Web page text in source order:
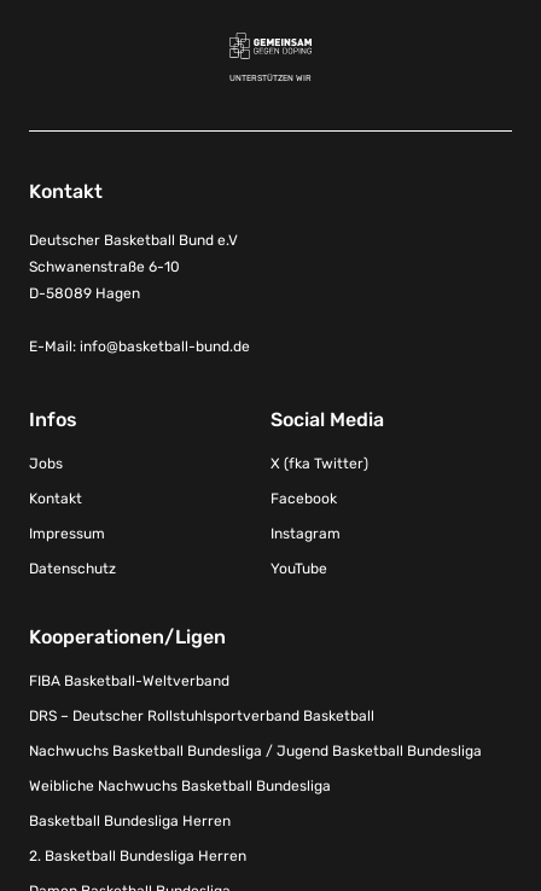
UNTERSTÜTZEN WIR
Kontakt
Deutscher Basketball Bund e.V
Schwanenstraße 6-10
D-58089 Hagen
E-Mail: info@basketball-bund.de
Infos
Jobs
Kontakt
Impressum
Datenschutz
Social Media
X (fka Twitter)
Facebook
Instagram
YouTube
Kooperationen/Ligen
FIBA Basketball-Weltverband
DRS – Deutscher Rollstuhlsportverband Basketball
Nachwuchs Basketball Bundesliga / Jugend Basketball Bundesliga
Weibliche Nachwuchs Basketball Bundesliga
Basketball Bundesliga Herren
2. Basketball Bundesliga Herren